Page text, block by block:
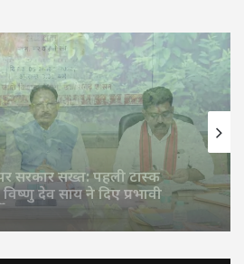
भाई-बहन पर टूटा मौत का
को मार डाला, LIVE VIDEO